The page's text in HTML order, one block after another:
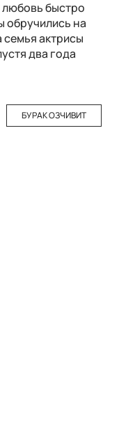
быстро
обручились на
актрисы
два года
БУРАК ОЗЧИВИТ